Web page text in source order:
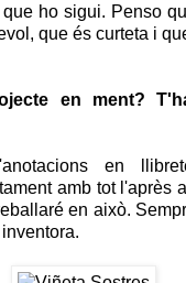
ho sigui. Penso
que és curteta i
en ment?
en
amb tot l'après
en això.